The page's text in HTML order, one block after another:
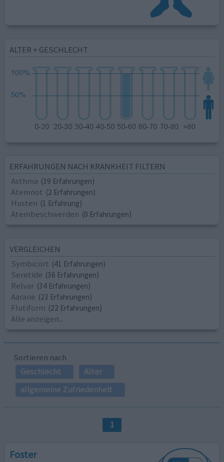
ALTER + GESCHLECHT
ERFAHRUNGEN NACH KRANKHEIT FILTERN
Asthma (39 Erfahrungen)
Atemnot (2 Erfahrungen)
Husten (1 Erfahrung)
Atembeschwerden (0 Erfahrungen)
VERGLEICHEN
Symbicort (41 Erfahrungen)
Seretide (36 Erfahrungen)
Relvar (34 Erfahrungen)
Aarane (23 Erfahrungen)
Flutiform (22 Erfahrungen)
Alle anzeigen...
Sortieren nach
Geschlecht
Alter
allgemeine Zufriedenheit
1
Foster